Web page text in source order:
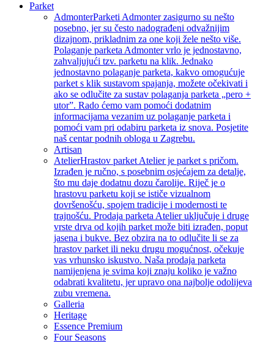
Parket
AdmonterParketi Admonter zasigurno su nešto
posebno, jer su često nadograđeni odvažnijim
dizajnom, prikladnim za one koji žele nešto više.
Polaganje parketa Admonter vrlo je jednostavno,
zahvaljujući tzv. parketu na klik. Jednako
jednostavno polaganje parketa, kakvo omogućuje
parket s klik sustavom spajanja, možete očekivati i
ako se odlučite za sustav polaganja parketa „pero +
utor”. Rado ćemo vam pomoći dodatnim
informacijama vezanim uz polaganje parketa i
pomoći vam pri odabiru parketa iz snova. Posjetite
naš centar podnih obloga u Zagrebu.
Artisan
AtelierHrastov parket Atelier je parket s pričom.
Izrađen je ručno, s posebnim osjećajem za detalje,
što mu daje dodatnu dozu čarolije. Riječ je o
hrastovu parketu koji se ističe vizualnom
dovršenošću, spojem tradicije i modernosti te
trajnošću. Prodaja parketa Atelier uključuje i druge
vrste drva od kojih parket može biti izrađen, poput
jasena i bukve. Bez obzira na to odlučite li se za
hrastov parket ili neku drugu mogućnost, očekuje
vas vrhunsko iskustvo. Naša prodaja parketa
namijenjena je svima koji znaju koliko je važno
odabrati kvalitetu, jer upravo ona najbolje odolijeva
zubu vremena.
Galleria
Heritage
Essence Premium
Four Seasons